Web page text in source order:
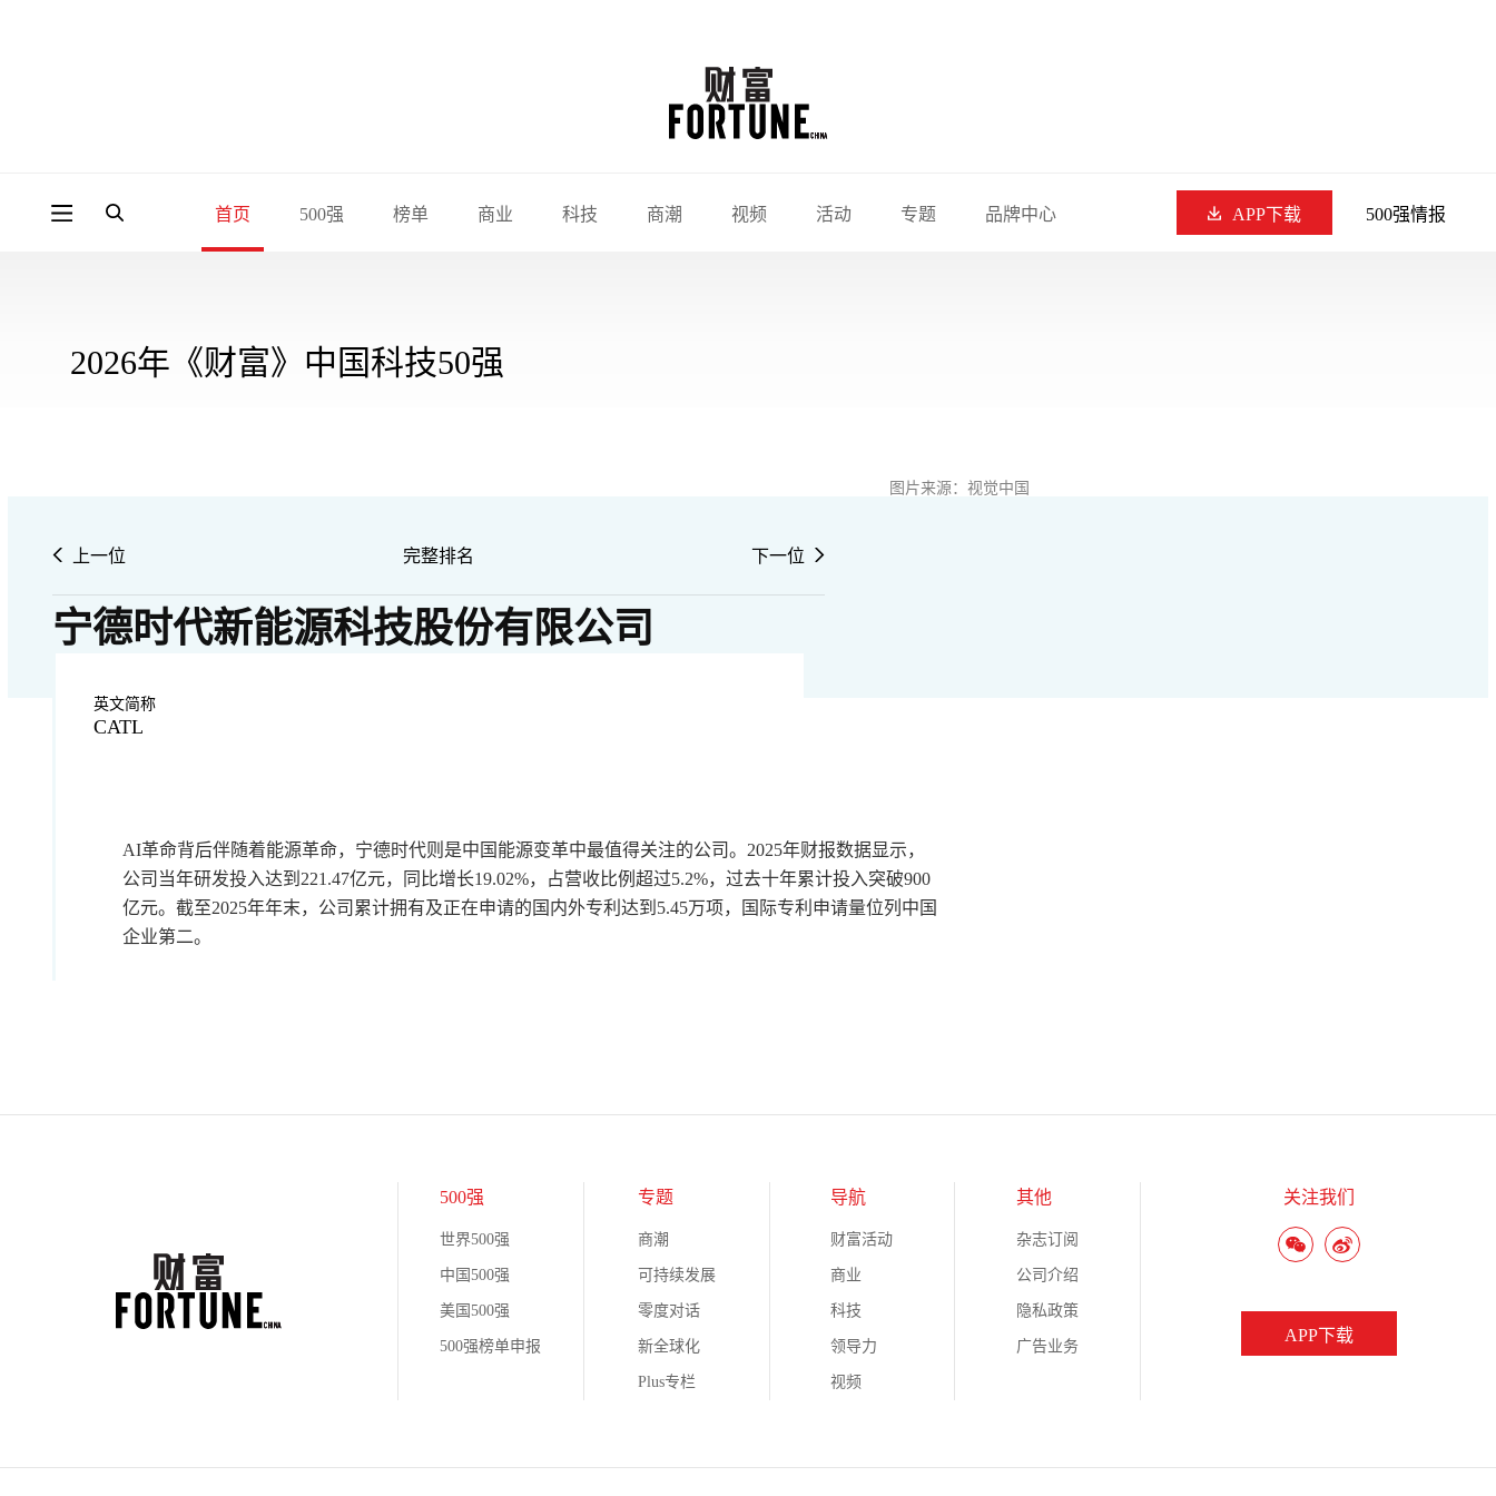
首页 500强 榜单 商业 科技 商潮 视频 活动 专题 品牌中心 APP下载 500强情报
2026年《财富》中国科技50强
上一位 完整排名 下一位
宁德时代新能源科技股份有限公司
图片来源：视觉中国
英文简称
CATL
AI革命背后伴随着能源革命，宁德时代则是中国能源变革中最值得关注的公司。2025年财报数据显示，
公司当年研发投入达到221.47亿元，同比增长19.02%，占营收比例超过5.2%，过去十年累计投入突破900
亿元。截至2025年年末，公司累计拥有及正在申请的国内外专利达到5.45万项，国际专利申请量位列中国
企业第二。
500强
世界500强
中国500强
美国500强
500强榜单申报
专题
商潮
可持续发展
零度对话
新全球化
Plus专栏
导航
财富活动
商业
科技
领导力
视频
其他
杂志订阅
公司介绍
隐私政策
广告业务
关注我们
APP下载